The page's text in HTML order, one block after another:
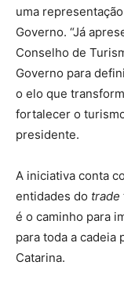
uma
Governo. “Já
Conselho de
Governo para
o elo que
fortalecer o
presidente.
A iniciativa conta
entidades do trade
é o caminho para
para toda a cadeia
Catarina.